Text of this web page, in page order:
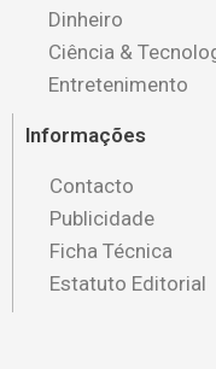
Dinheiro
Ciência &
Entretenimento
Informações
Contacto
Publicidade
Ficha Técnica
Estatuto Editorial